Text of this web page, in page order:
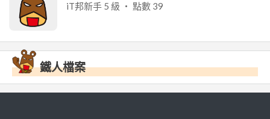
iT邦新手 5 級 ‧ 點數 39
鐵人檔案